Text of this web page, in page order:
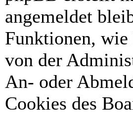
angemeldet
Funktionen, wie
von der
An- oder
Cookies des